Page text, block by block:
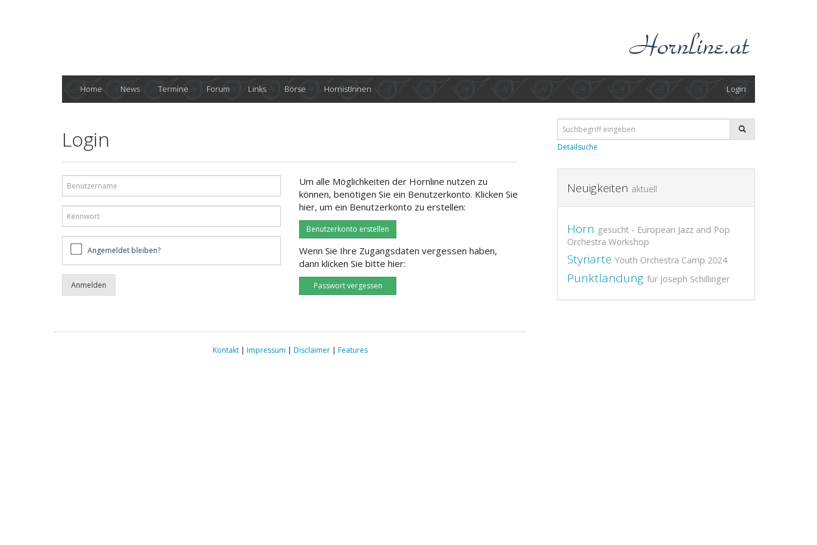
Home News Termine Forum Links Börse HornistInnen Login
Login
bleiben?Angemeldet bleiben?
Um alle Möglichkeiten der Hornline nutzen zu
können, benötigen Sie ein Benutzerkonto. Klicken Sie
hier, um ein Benutzerkonto zu erstellen:
Benutzerkonto erstellen
Wenn Sie Ihre Zugangsdaten vergessen haben,
dann klicken Sie bitte hier:
Passwort vergessen
Detailsuche
Neuigkeiten aktuell
Horn gesucht - European Jazz and Pop
Orchestra Workshop
Styriarte Youth Orchestra Camp 2024
Punktlandung für Joseph Schillinger
Kontakt| Impressum | Disclaimer| Features